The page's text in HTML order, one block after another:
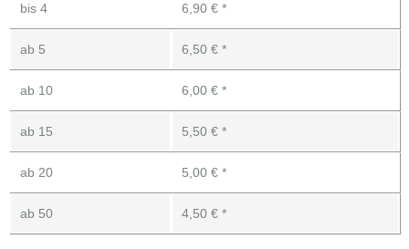
bis 4 6,90 € *
ab 5 6,50 € *
ab 10 6,00 € *
ab 15 5,50 € *
ab 20 5,00 € *
ab 50 4,50 € *